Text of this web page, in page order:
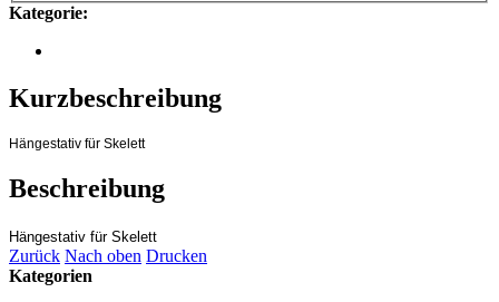
Kategorie:
Kurzbeschreibung
Hängestativ für Skelett
Beschreibung
Hängestativ für Skelett
Zurück Nach oben Drucken
Kategorien